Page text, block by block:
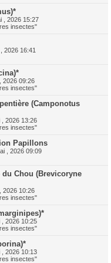
, 2026 15:27
insectes"
2026 16:41
2026 09:26
insectes"
(Camponotus
, 2026 13:26
insectes"
Papillons
, 2026 09:09
du Chou (Brevicoryne
2026 10:26
insectes"
, 2026 10:25
insectes"
, 2026 10:13
insectes"